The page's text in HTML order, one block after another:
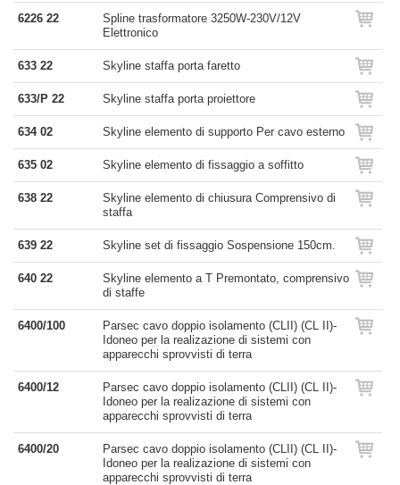
6226 22
Spline trasformatore 3250W-230V/12V
Elettronico
633 22 Skyline staffa porta faretto
633/P 22 Skyline staffa porta proiettore
634 02 Skyline elemento di supporto Per cavo esterno
635 02 Skyline elemento di fissaggio a soffitto
638 22
Skyline elemento di chiusura Comprensivo di
staffa
639 22 Skyline set di fissaggio Sospensione 150cm.
640 22
Skyline elemento a T Premontato, comprensivo
di staffe
6400/100
Parsec cavo doppio isolamento (CLII) (CL II)-
Idoneo per la realizazione di sistemi con
apparecchi sprovvisti di terra
6400/12
Parsec cavo doppio isolamento (CLII) (CL II)-
Idoneo per la realizazione di sistemi con
apparecchi sprovvisti di terra
6400/20
Parsec cavo doppio isolamento (CLII) (CL II)-
Idoneo per la realizazione di sistemi con
apparecchi sprovvisti di terra